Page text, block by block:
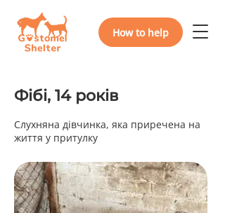
How to help
Фібі, 14 років
Слухняна дівчинка, яка приречена на
життя у притулку